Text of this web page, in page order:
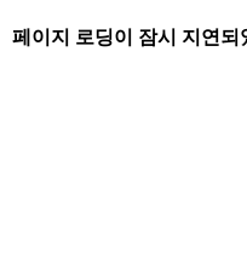
페이지 로딩이 잠시 지연